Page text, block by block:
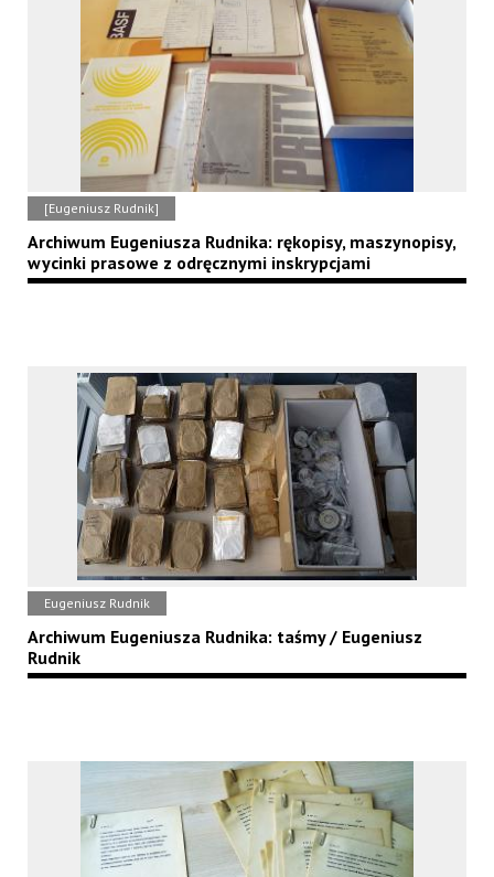
[Eugeniusz Rudnik]
Archiwum Eugeniusza Rudnika: rękopisy, maszynopisy,
wycinki prasowe z odręcznymi inskrypcjami
Eugeniusz Rudnik
Archiwum Eugeniusza Rudnika: taśmy / Eugeniusz
Rudnik